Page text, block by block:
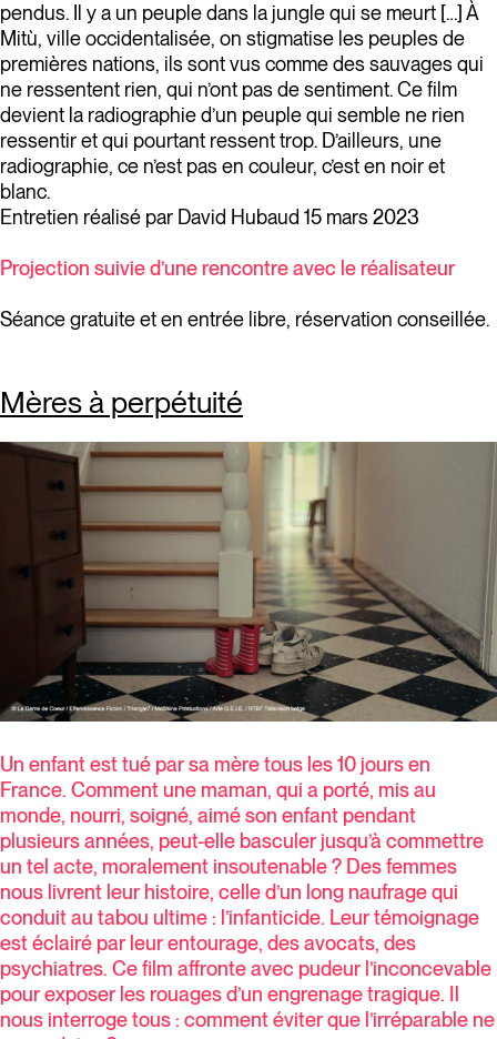
pendus. Il y a un peuple dans la jungle qui se meurt […] À
Mitù, ville occidentalisée, on stigmatise les peuples de
premières nations, ils sont vus comme des sauvages qui
ne ressentent rien, qui n’ont pas de sentiment. Ce film
devient la radiographie d’un peuple qui semble ne rien
ressentir et qui pourtant ressent trop. D’ailleurs, une
radiographie, ce n’est pas en couleur, c’est en noir et
blanc.
Entretien réalisé par David Hubaud 15 mars 2023
Projection suivie d’une rencontre avec le réalisateur
Séance gratuite et en entrée libre, réservation conseillée.
Mères à perpétuité
Un enfant est tué par sa mère tous les 10 jours en
France. Comment une maman, qui a porté, mis au
monde, nourri, soigné, aimé son enfant pendant
plusieurs années, peut-elle basculer jusqu’à commettre
un tel acte, moralement insoutenable ? Des femmes
nous livrent leur histoire, celle d’un long naufrage qui
conduit au tabou ultime : l’infanticide. Leur témoignage
est éclairé par leur entourage, des avocats, des
psychiatres. Ce film affronte avec pudeur l’inconcevable
pour exposer les rouages d’un engrenage tragique. Il
nous interroge tous : comment éviter que l’irréparable ne